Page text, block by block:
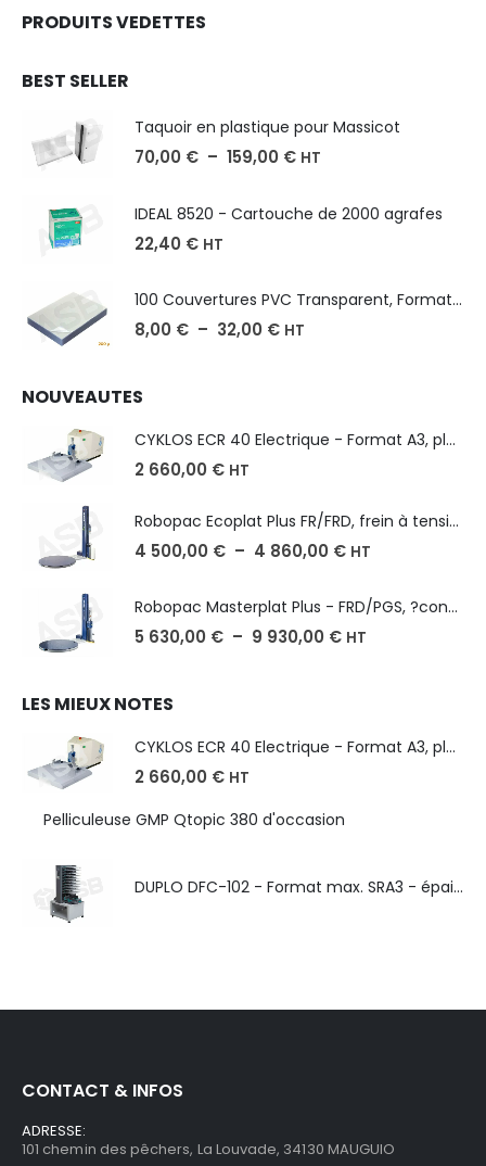
PRODUITS VEDETTES
BEST SELLER
Taquoir en plastique pour Massicot
70,00 € – 159,00 € HT
IDEAL 8520 - Cartouche de 2000 agrafes
22,40 € HT
100 Couvertures PVC Transparent, Format A3-A4-A5
8,00 € – 32,00 € HT
NOUVEAUTES
CYKLOS ECR 40 Electrique - Format A3, plusieurs unités coupe
2 660,00 € HT
Robopac Ecoplat Plus FR/FRD, frein à tension mécanique
4 500,00 € – 4 860,00 € HT
Robopac Masterplat Plus - FRD/PGS, ?conomie et performance
5 630,00 € – 9 930,00 € HT
LES MIEUX NOTES
CYKLOS ECR 40 Electrique - Format A3, plusieurs unités coupe
2 660,00 € HT
Pelliculeuse GMP Qtopic 380 d'occasion
DUPLO DFC-102 - Format max. SRA3 - épaisseur de 50 à 130g/m
CONTACT & INFOS
ADRESSE:
101 chemin des pêchers, La Louvade, 34130 MAUGUIO